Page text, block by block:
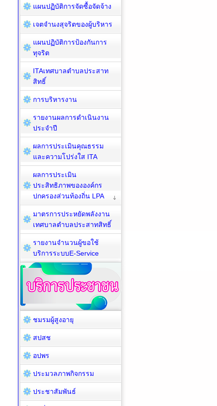
แผนปฏิบัติการจัดซื้อจัดจ้าง
เจตจำนงสุจริตของผู้บริหาร
แผนปฏิบัติการป้องกันการ
ทุจริต
ITAเทศบาลตำบลประสาท
สิทธิ์
การบริหารงาน
รายงานผลการดำเนินงาน
ประจำปี
ผลการประเมินคุณธรรม
และความโปร่งใส ITA
ผลการประเมิน
ประสิทธิภาพขององค์กร
ปกครองส่วนท้องถิ่น LPA
มาตรการประหยัดพลังงาน
เทศบาลตำบลประสาทสิทธิ์
รายงานจำนวนผู้ขอใช้
บริการระบบE-Service
ชมรมผู้สูงอายุ
สปสช
อปพร
ประมวลภาพกิจกรรม
ประชาสัมพันธ์